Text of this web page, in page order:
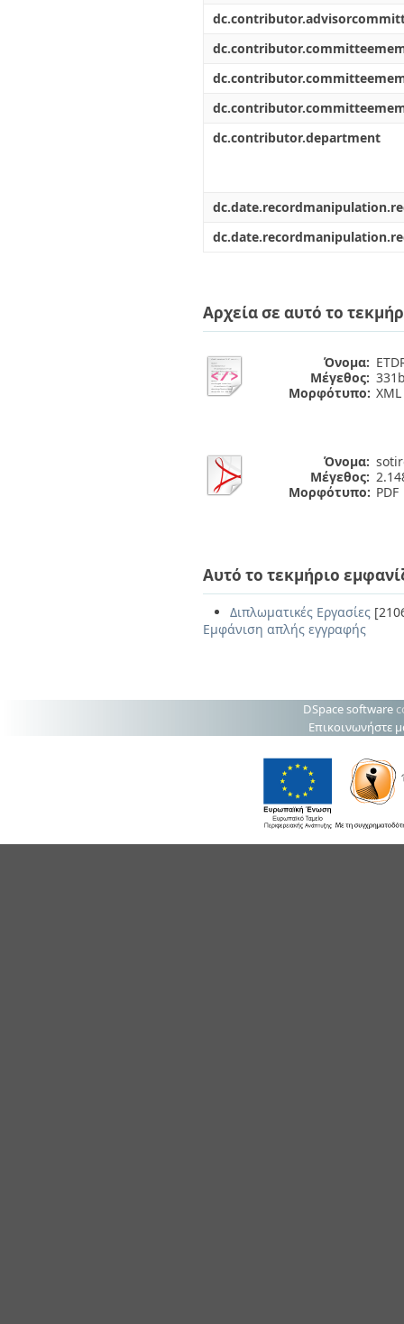
dc.contributor.department
Αρχεία σε αυτό το
Όνομα:
Μέγεθος:
Μορφότυπο: XML
Όνομα:
Μέγεθος:
Μορφότυπο: PDF
Αυτό το τεκμήριο
Διπλωματικές Εργασίες
Εμφάνιση απλής εγγραφής
DSpace software
Επικοινωνήστε